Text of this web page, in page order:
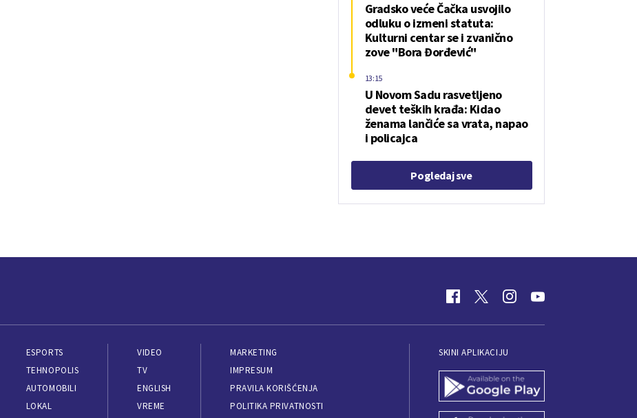
Gradsko veće Čačka usvojilo
odluku o izmeni statuta:
Kulturni centar se i zvanično
zove "Bora Đorđević"
U Novom Sadu rasvetljeno
devet teških krađa: Kidao
ženama lančiće sa vrata, napao
i policajca
13:15
Pogledaj sve
ESPORTS
TEHNOPOLIS
AUTOMOBILI
LOKAL
VIDEO
TV
ENGLISH
VREME
MARKETING
IMPRESUM
PRAVILA KORIŠĆENJA
POLITIKA PRIVATNOSTI
SKINI APLIKACIJU